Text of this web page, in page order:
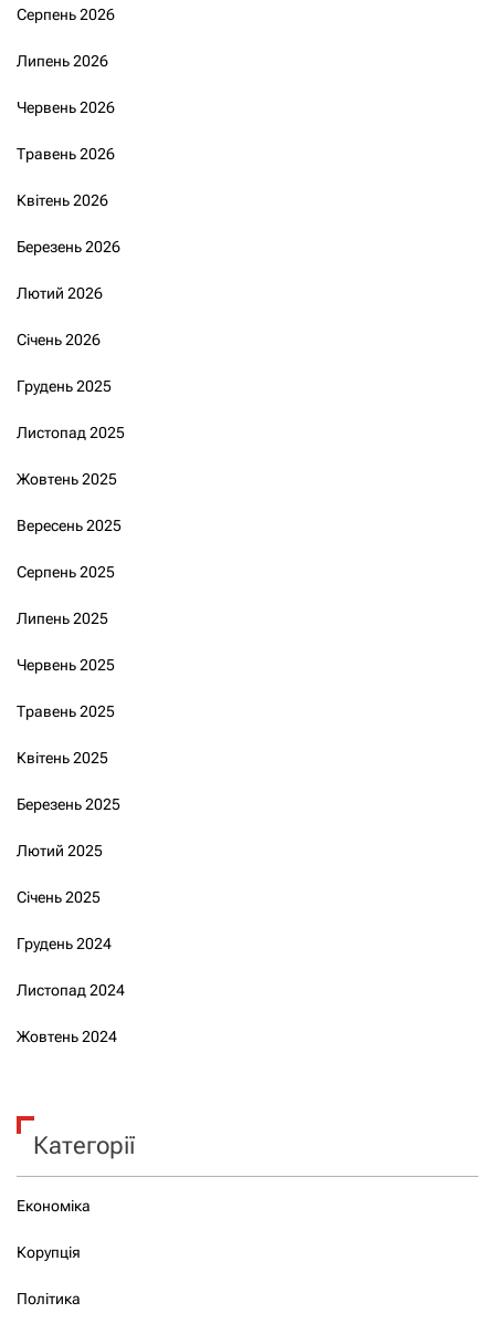
Серпень 2026
Липень 2026
Червень 2026
Травень 2026
Квітень 2026
Березень 2026
Лютий 2026
Січень 2026
Грудень 2025
Листопад 2025
Жовтень 2025
Вересень 2025
Серпень 2025
Липень 2025
Червень 2025
Травень 2025
Квітень 2025
Березень 2025
Лютий 2025
Січень 2025
Грудень 2024
Листопад 2024
Жовтень 2024
Категорії
Економіка
Корупція
Політика